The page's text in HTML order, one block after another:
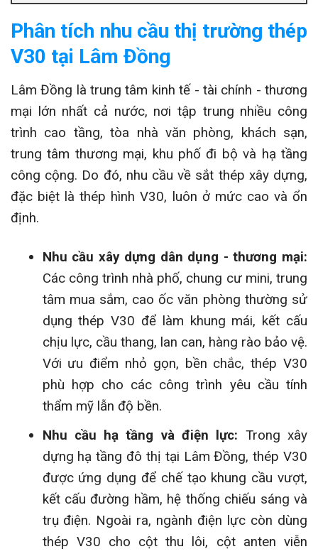
Phân tích nhu cầu thị trường thép
V30 tại Lâm Đồng
Lâm Đồng là trung tâm kinh tế - tài chính - thương
mại lớn nhất cả nước, nơi tập trung nhiều công
trình cao tầng, tòa nhà văn phòng, khách sạn,
trung tâm thương mại, khu phố đi bộ và hạ tầng
công cộng. Do đó, nhu cầu về sắt thép xây dựng,
đặc biệt là thép hình V30, luôn ở mức cao và ổn
định.
Nhu cầu xây dựng dân dụng - thương mại:
Các công trình nhà phố, chung cư mini, trung
tâm mua sắm, cao ốc văn phòng thường sử
dụng thép V30 để làm khung mái, kết cấu
chịu lực, cầu thang, lan can, hàng rào bảo vệ.
Với ưu điểm nhỏ gọn, bền chắc, thép V30
phù hợp cho các công trình yêu cầu tính
thẩm mỹ lẫn độ bền.
Nhu cầu hạ tầng và điện lực: Trong xây
dựng hạ tầng đô thị tại Lâm Đồng, thép V30
được ứng dụng để chế tạo khung cầu vượt,
kết cấu đường hầm, hệ thống chiếu sáng và
trụ điện. Ngoài ra, ngành điện lực còn dùng
thép V30 cho cột thu lôi, cột anten viễn